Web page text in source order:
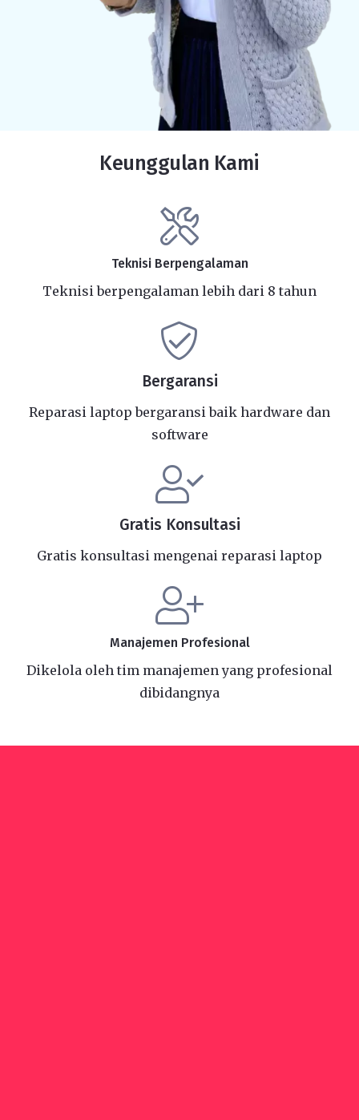
Keunggulan Kami
Teknisi Berpengalaman
Teknisi berpengalaman lebih dari 8 tahun
Bergaransi
Reparasi laptop bergaransi baik hardware dan
software
Gratis Konsultasi
Gratis konsultasi mengenai reparasi laptop
Manajemen Profesional
Dikelola oleh tim manajemen yang profesional
dibidangnya